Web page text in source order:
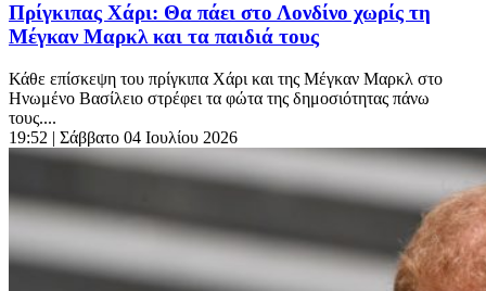
Πρίγκιπας Χάρι: Θα πάει στο Λονδίνο χωρίς τη
Μέγκαν Μαρκλ και τα παιδιά τους
Κάθε επίσκεψη του πρίγκιπα Χάρι και της Μέγκαν Μαρκλ στο
Ηνωμένο Βασίλειο στρέφει τα φώτα της δημοσιότητας πάνω
τους....
19:52 | Σάββατο 04 Ιουλίου 2026